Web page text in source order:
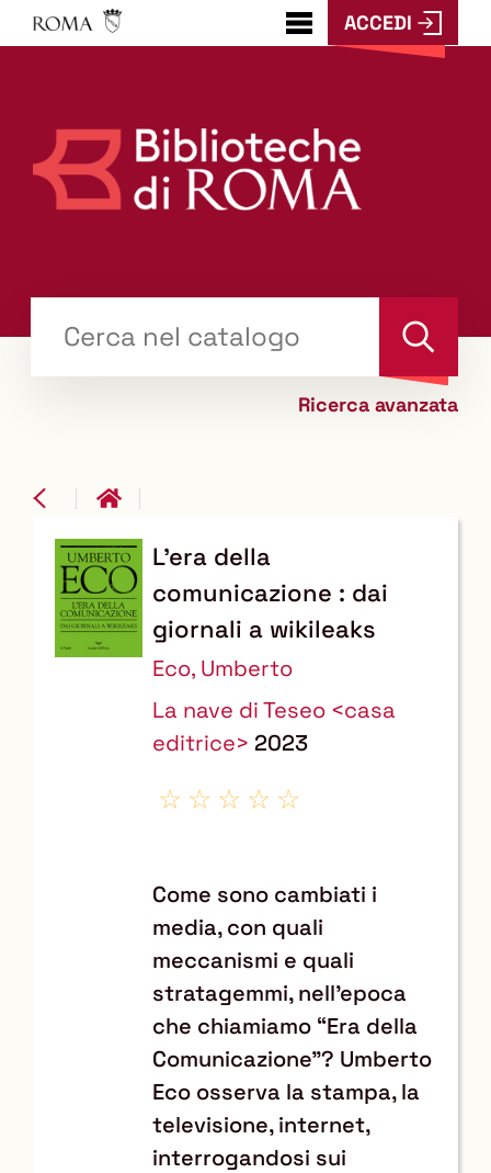
???
menu.button???
ACCEDI
il tuo libro "Catalogo"
Cerca
Ricerca avanzata
Dettaglio
del
documento
L'era della
comunicazione : dai
giornali a wikileaks
Eco, Umberto
La nave di Teseo <casa
editrice> 2023
Come sono cambiati i
media, con quali
meccanismi e quali
stratagemmi, nell’epoca
che chiamiamo “Era della
Comunicazione”? Umberto
Eco osserva la stampa, la
televisione, internet,
interrogandosi sui